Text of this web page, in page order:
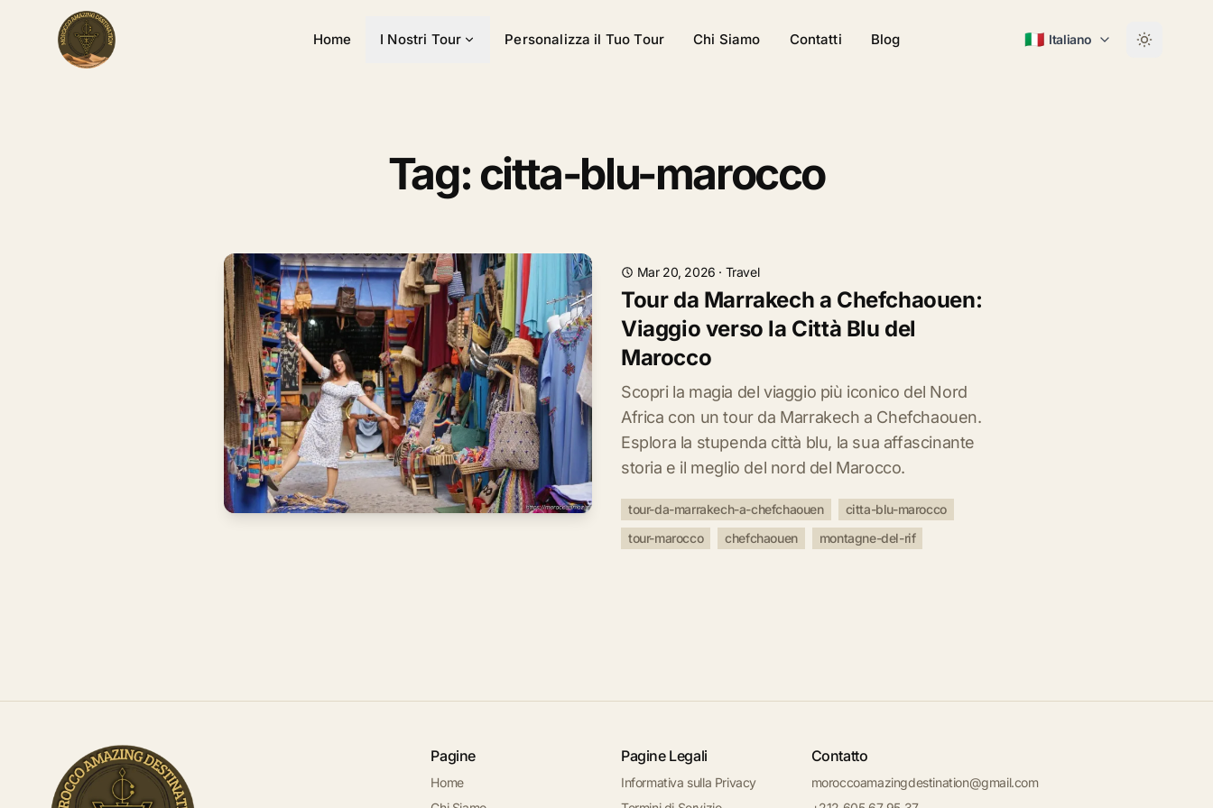
Home I Nostri Tour Personalizza il Tuo Tour Chi Siamo Contatti Blog 🇮🇹 Italiano
Tag: citta-blu-marocco
Mar 20, 2026 · Travel
Tour da Marrakech a Chefchaouen:
Viaggio verso la Città Blu del
Marocco
Scopri la magia del viaggio più iconico del Nord
Africa con un tour da Marrakech a Chefchaouen.
Esplora la stupenda città blu, la sua affascinante
storia e il meglio del nord del Marocco.
tour-da-marrakech-a-chefchaouen
citta-blu-marocco
tour-marocco
chefchaouen montagne-del-rif
Pagine
Home
Pagine Legali
Informativa sulla Privacy
Contatto
moroccoamazingdestination@gmail.com